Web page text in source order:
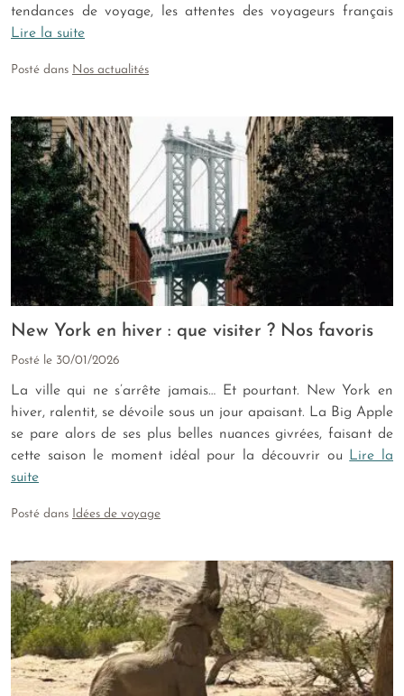
tendances de voyage, les attentes des voyageurs français
Lire la suite
Posté dans Nos actualités
New York en hiver : que visiter ? Nos favoris
Posté le 30/01/2026
La ville qui ne s’arrête jamais… Et pourtant. New York en
hiver, ralentit, se dévoile sous un jour apaisant. La Big Apple
se pare alors de ses plus belles nuances givrées, faisant de
cette saison le moment idéal pour la découvrir ou
Lire la
suite
Posté dans Idées de voyage